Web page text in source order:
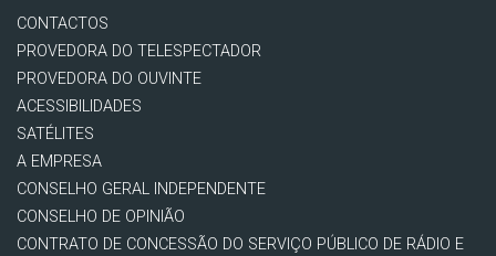
CONTACTOS
PROVEDORA DO TELESPECTADOR
PROVEDORA DO OUVINTE
ACESSIBILIDADES
SATÉLITES
A EMPRESA
CONSELHO GERAL INDEPENDENTE
CONSELHO DE OPINIÃO
CONTRATO DE CONCESSÃO DO SERVIÇO PÚBLICO DE RÁDIO E